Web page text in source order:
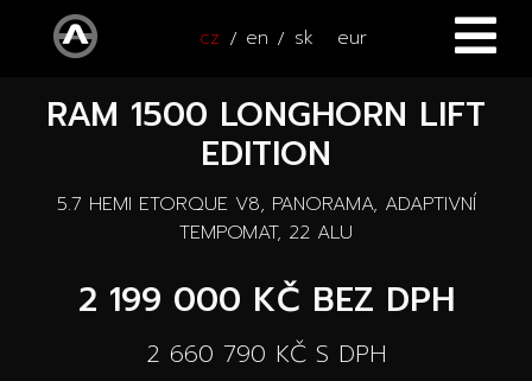
cz en sk eur
ÚVOD
Všechny vozy
Nové vozy
Autooutlet Design
SERVIS
PŘÍSLUŠENSTVÍ
RAM 1500 LONGHORN LIFT
EDITION
5.7 HEMI ETORQUE V8, PANORAMA, ADAPTIVNÍ
TEMPOMAT, 22 ALU
2 199 000 KČ BEZ DPH
2 660 790 KČ S DPH